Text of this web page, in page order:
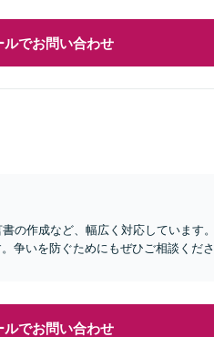
ルでお問い合わせ
の作成など、幅広く対応しています。
争いを防ぐためにもぜひご相談くださ
ルでお問い合わせ